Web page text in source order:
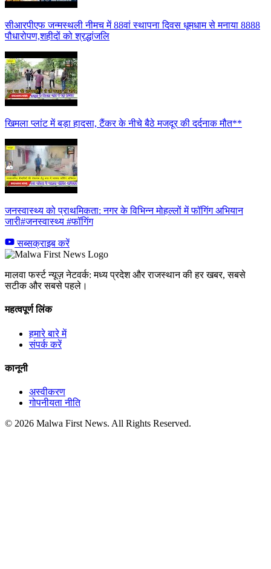
सीआरपीएफ जन्मस्थली नीमच में 88वां स्थापना दिवस धूमधाम से मनाया 8888
पौधारोपण,शहीदों को श्रद्धांजलि
खिमला प्लांट में बड़ा हादसा, टैंकर के नीचे बैठे मजदूर की दर्दनाक मौत**
जनस्वास्थ्य को प्राथमिकता: नगर के विभिन्न मोहल्लों में फॉगिंग अभियान
जारी#जनस्वास्थ्य #फॉगिंग
सब्सक्राइब करें
मालवा फर्स्ट न्यूज़ नेटवर्क: मध्य प्रदेश और राजस्थान की हर खबर, सबसे
सटीक और सबसे पहले।
महत्वपूर्ण लिंक
हमारे बारे में
संपर्क करें
कानूनी
अस्वीकरण
गोपनीयता नीति
© 2026 Malwa First News. All Rights Reserved.